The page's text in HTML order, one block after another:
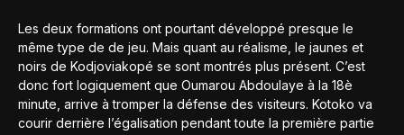
Les deux formations ont pourtant développé presque le
même type de de jeu. Mais quant au réalisme, le jaunes et
noirs de Kodjoviakopé se sont montrés plus présent. C’est
donc fort logiquement que Oumarou Abdoulaye à la 18è
minute, arrive à tromper la défense des visiteurs. Kotoko va
courir derrière l’égalisation pendant toute la première partie